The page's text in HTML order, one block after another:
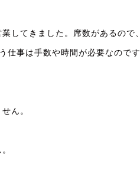
してきました。席数があるので
仕事は手数や時間が必要なので
ん。